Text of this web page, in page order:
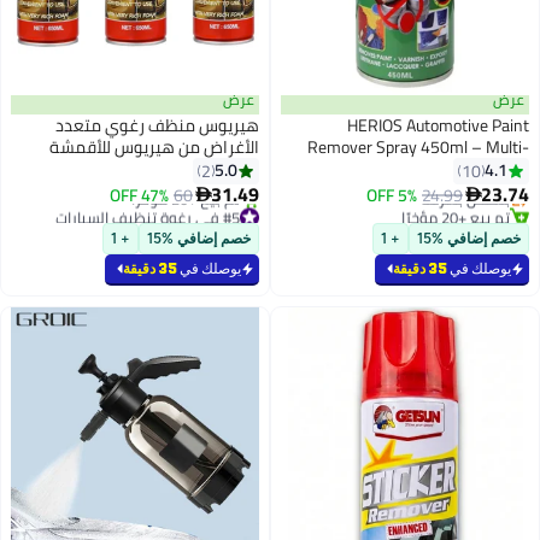
عرض
HERIOS Automotive Paint
Remover Spray 450ml – Multi-
Surface Paint & Varnish Stripper
for Car Body, Metal, Plastic & Alloy
Parts
4.1
10
23.74
24.99
5% OFFبتخلّص بسرعة
تم بيع +20 مؤخرًا
بتخلّص بسرعة
خصم إضافي %15 + 1
يوصلك في35 دقيقة
عرض
هيريوس منظف رغوي متعدد
الأغراض من هيريوس للأقمشة
والسجاد والفينيل، تنظيف عميق،
650 مل، عبوة من 3 قطع
5.0
2
31.49
60
47% OFF
#5 في رغوة تنظيف السيارات
بتخلّص بسرعة
تم بيع +20 مؤخرًا
#5 في رغوة تنظيف السيارات
خصم إضافي %15 + 1
يوصلك في35 دقيقة